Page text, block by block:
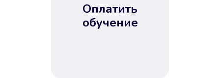
Оплатить
обучение